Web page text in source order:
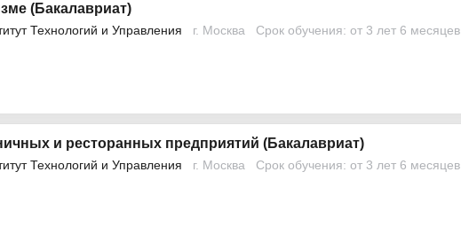
(Бакалавриат)
Технологий и Управления г. Москва Срок обучения: от 3 лет 6 месяцев
и ресторанных предприятий (Бакалавриат)
Технологий и Управления г. Москва Срок обучения: от 3 лет 6 месяцев